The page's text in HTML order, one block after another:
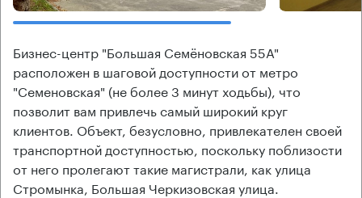
Бизнес-центр "Большая Семёновская 55А"
расположен в шаговой доступности от метро
"Семеновская" (не более 3 минут ходьбы), что
позволит вам привлечь самый широкий круг
клиентов. Объект, безусловно, привлекателен своей
транспортной доступностью, поскольку поблизости
от него пролегают такие магистрали, как улица
Стромынка, Большая Черкизовская улица.